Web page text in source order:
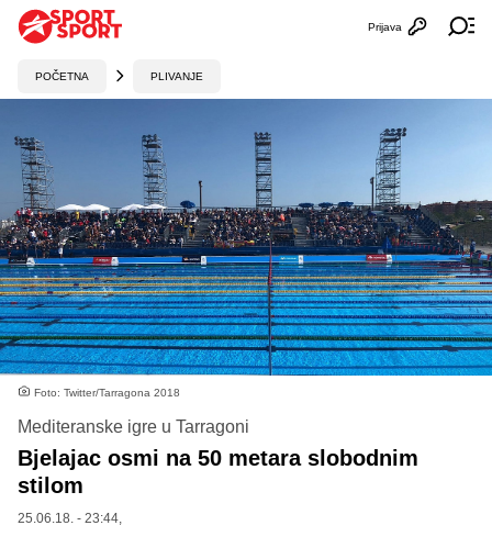
Otvori
Prijava
POČETNA PLIVANJE
Foto: Twitter/Tarragona 2018
Mediteranske igre u Tarragoni
Bjelajac osmi na 50 metara slobodnim
stilom
25.06.18. - 23:44,